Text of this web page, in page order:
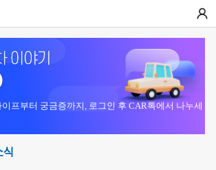
프부터 궁금증까지, 로그인 후 CAR톡에서 나누세
식